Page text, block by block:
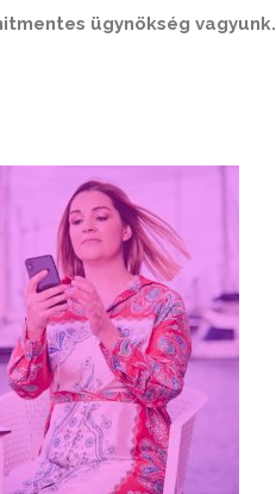
ügynökség vagyunk.